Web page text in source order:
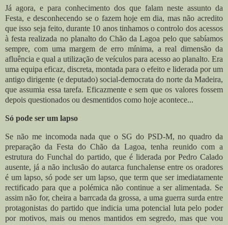
Já agora, e para conhecimento dos que falam neste assunto da
Festa, e desconhecendo se o fazem hoje em dia, mas não acredito
que isso seja feito, durante 10 anos tinhamos o controlo dos acessos
à festa realizada no planalto do Chão da Lagoa pelo que sabíamos
sempre, com uma margem de erro mínima, a real dimensão da
afluência e qual a utilização de veículos para acesso ao planalto. Era
uma equipa eficaz, discreta, montada para o efeito e liderada por um
antigo dirigente (e deputado) social-democrata do norte da Madeira,
que assumia essa tarefa. Eficazmente e sem que os valores fossem
depois questionados ou desmentidos como hoje acontece...
Só pode ser um lapso
Se não me incomoda nada que o SG do PSD-M, no quadro da
preparação da Festa do Chão da Lagoa, tenha reunido com a
estrutura do Funchal do partido, que é liderada por Pedro Calado
ausente, já a não inclusão do autarca funchalense entre os oradores
é um lapso, só pode ser um lapso, que term que ser imediatamente
rectificado para que a polémica não continue a ser alimentada. Se
assim não for, cheira a barrcada da grossa, a uma guerra surda entre
protagonistas do partido que indicia uma potencial luta pelo poder
por motivos, mais ou menos mantidos em segredo, mas que vou